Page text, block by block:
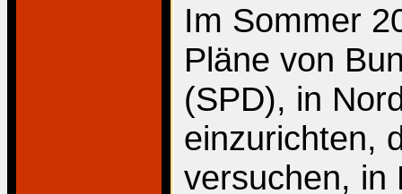
Im Sommer
Pläne von
(SPD), in
einzurichten,
versuchen, in